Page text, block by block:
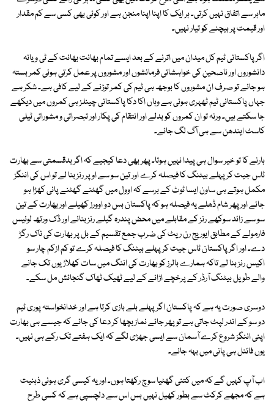
ماہر سے اتفاق نہیں کرتی۔ ہر ایک کا اپنا اپنا منجن ہے اور کوئی بھی کسی سے کم مقدار
اور قیمت پر بیچنے کو تیار نہیں۔
اگر پاکستانی ٹیم کل میدان میں اترنے کے بعد ایسے تمام بھانت بھانت کے ٹی ویانہ
دانشوروں اور ناصحین کی خواہشاتی فرمائشوں اور مشوروں پر عمل کرتی ہوئی کمر بستہ
ہو جائے تو صرف ان مشوروں کا بوجھ ہی ٹیم کی کمر توڑنے کے لیے کافی ہے۔ شکر ہے
جہاں پاکستانی ٹیم ٹھہری ہوئی ہے وہاں اکا دکا پاکستانی چینلز ہی کمروں میں دیکھے
جا سکتے ہیں۔ ورنہ تو ان کمروں کو بدلے اور انتقام کی پکار اور تبصراتی و مشوراتی ٹیلی
کاسٹ ایندھن سے ہی آگ لگ جائے۔
ہارنے کا تو خیر سوال ہی پیدا نہیں ہوتا۔ پھر بھی دعا کیجیے کہ اگر بدقسمتی سے بھارت
ٹاس جیت کر پہلے بیٹنگ کا فیصلہ کرے اور تین سو سے اوپر رنز بنا لے تو اس کی اننگز
مکمل ہوتے ہی ساون ایسا ٹوٹ کے برسے کہ اوول میں گھٹنے گھٹنے پانی کھڑا ہو
جائے اور پھر شام ڈھلے یہ فیصلہ ہو کہ پاکستان بس دو اوورز کھیلے اور بھارت کے تین
سو سے زائد سوکھے رنز کے مقابلے میں محض پندرہ گیلے رنز بنائے اور ڈک ورتھ لوئیس
فارمولے کے مطابق ایوریج رن ریٹ کی ضرب جمع تقسیم کے بل پر بھارت کی ناک رگڑ
دے۔ اور اگر پاکستان ٹاس جیت کر پہلے بیٹنگ کا فیصلہ کرے تو کم ازکم چار سو
اکیس رنز بنا لے تاکہ ہمارے بالرز کو بھارت کی اننگ میں سات کھلاڑیوں تک جانے
والے طویل بیٹنگ آرڈر کے پرخچے اڑانے کے لیے ٹھیک ٹھاک گنجائش مل سکے۔
دوسری صورت یہ ہے کہ پاکستان اگر پہلے بلے بازی کرتا ہے اور خدانخواستہ پوری ٹیم
دو سو کے اندر لپٹ جاتی ہے تو پھر جائے نماز بچھا کر دعا کی جائے کہ جیسے ہی بھارت
اپنی اننگز شروع کرے آسمان سے ایسی جھڑی لگے کہ ایک ہفتے تک رکے ہی نہیں۔
یوں فائنل ہی پانی میں بہہ جائے۔
اب آپ کہیں گے کہ میں کتنی گھٹیا سوچ رکھتا ہوں۔ اور یہ کیسی گری ہوئی ذہنیت
ہے کہ مجھے کرکٹ سے بطور کھیل نہیں بس اس سے دلچسپی ہے کہ کسی طرح